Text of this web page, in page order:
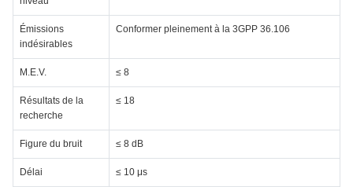
Émissions
indésirables
Conformer pleinement à la 3GPP 36.106
M.E.V. ≤ 8
Résultats de la
recherche
≤ 18
Figure du bruit ≤ 8 dB
Délai ≤ 10 μs